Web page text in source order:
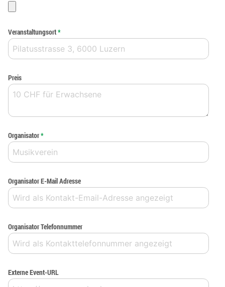
Veranstaltungsort*
Preis
Organisator*
Organisator E-Mail Adresse
Organisator Telefonnummer
Externe Event-URL